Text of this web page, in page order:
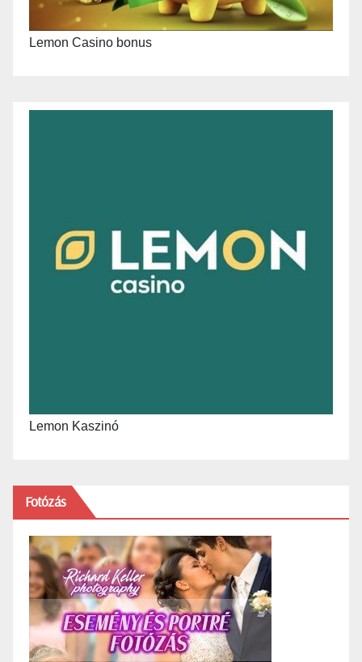
Lemon Casino bonus
Lemon Kaszinó
Fotózás